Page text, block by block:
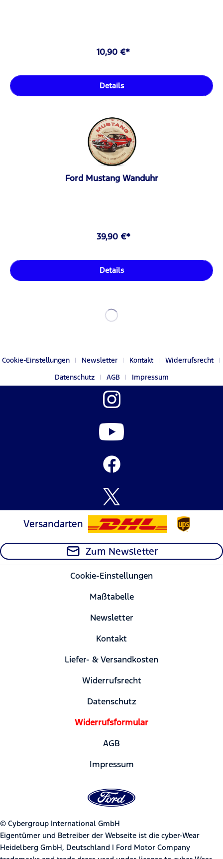
10,90 €*
Details
Ford Mustang Wanduhr
39,90 €*
Details
Cookie-Einstellungen Newsletter Kontakt
Widerrufsrecht
Datenschutz
AGB Impressum
Versandarten
Zum Newsletter
Cookie-Einstellungen
Maßtabelle
Newsletter
Kontakt
Liefer- & Versandkosten
Widerrufsrecht
Datenschutz
Widerrufsformular
AGB
Impressum
© Cybergroup International GmbH
Eigentümer und Betreiber der Webseite ist die cyber-Wear
Heidelberg GmbH, Deutschland | Ford Motor Company